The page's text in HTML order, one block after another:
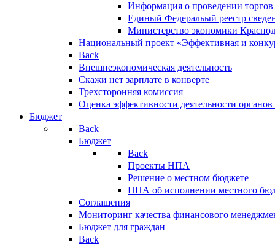
Информация о проведении
Единый Федеральый реестр
Министерство экономики
Национальный проект «Эффективная и
Back
Внешнеэкономическая деятельность
Скажи нет зарплате в конверте
Трехсторонняя комиссия
Оценка эффективности деятельности
Бюджет
Back
Бюджет
Back
Проекты НПА
Решение о местном бюджете
НПА об исполнении местного
Соглашения
Мониторинг качества финансового
Бюджет для граждан
Back